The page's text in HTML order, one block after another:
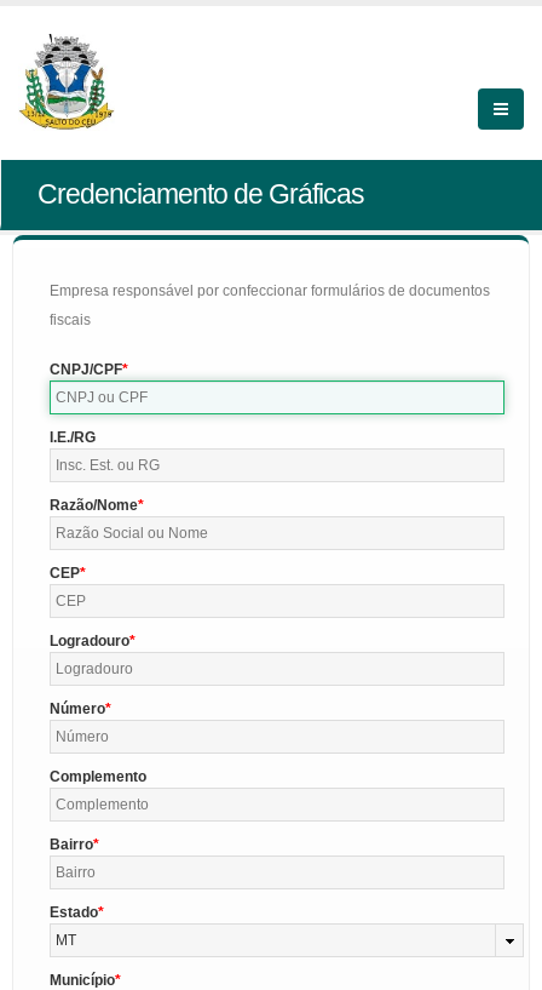
Credenciamento de Gráficas
Empresa responsável por confeccionar formulários de documentos
fiscais
CNPJ/CPF
I.E./RG
Razão/Nome
CEP
Logradouro
Número
Complemento
Bairro
Estado
MT
Município